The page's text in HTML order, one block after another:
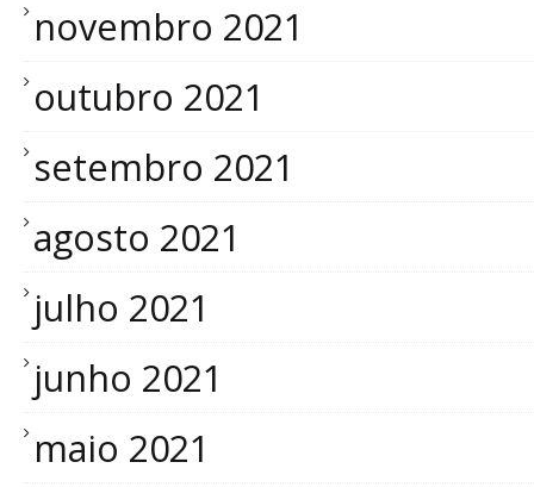
novembro 2021
outubro 2021
setembro 2021
agosto 2021
julho 2021
junho 2021
maio 2021